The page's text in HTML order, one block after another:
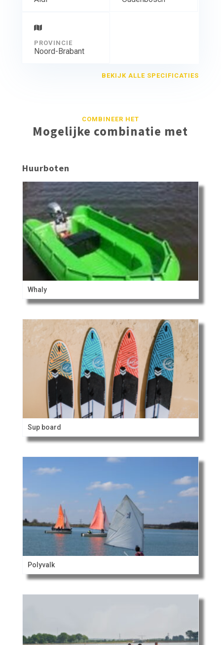
PROVINCIE
Noord-Brabant
BEKIJK ALLE SPECIFICATIES
COMBINEER HET
Mogelijke combinatie met
Huurboten
Whaly
Sup board
Polyvalk